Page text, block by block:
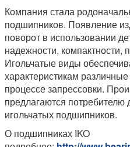
Компания стала
подшипников. Появление
поворот в использовании
надежности, компактности,
Игольчатые виды
характеристикам
процессе запрессовки.
предлагаются потребителю
игольчатых подшипников.
О подшипниках IKO